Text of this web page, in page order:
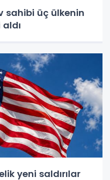
sahibi üç ülkenin
yeni saldırılar